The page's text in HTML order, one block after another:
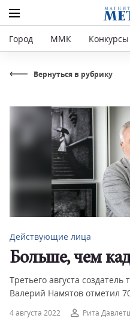
Город ММК
Вернуться в рубрику
4 августа 2022 Рита
Действующие лица
Больше, чем
Третьего августа
Валерий Намятов отметил